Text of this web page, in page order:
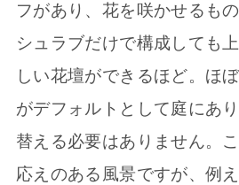
フがあり、花を咲かせるも
シュラブだけで構成しても
しい花壇ができるほど。ほ
がデフォルトとして庭にあ
替える必要はありません。
応えのある風景ですが、例